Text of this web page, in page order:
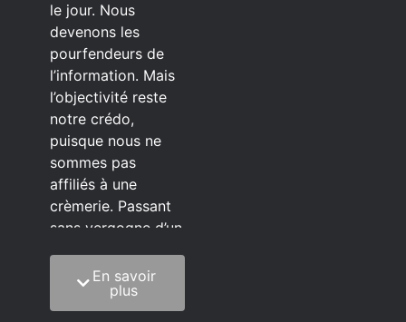
le jour. Nous
devenons les
pourfendeurs de
l’information. Mais
l’objectivité reste
notre crédo,
puisque nous ne
sommes pas
affiliés à une
crèmerie. Passant
sans vergogne d’un
C’est quoi notre
méthode?
En savoir
plus